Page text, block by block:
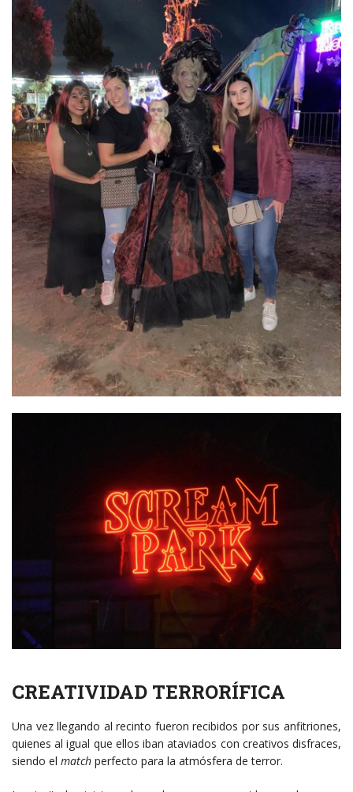
CREATIVIDAD TERRORÍFICA
Una vez llegando al recinto fueron recibidos por sus anfitriones,
quienes al igual que ellos iban ataviados con creativos disfraces,
siendo el match perfecto para la atmósfera de terror.